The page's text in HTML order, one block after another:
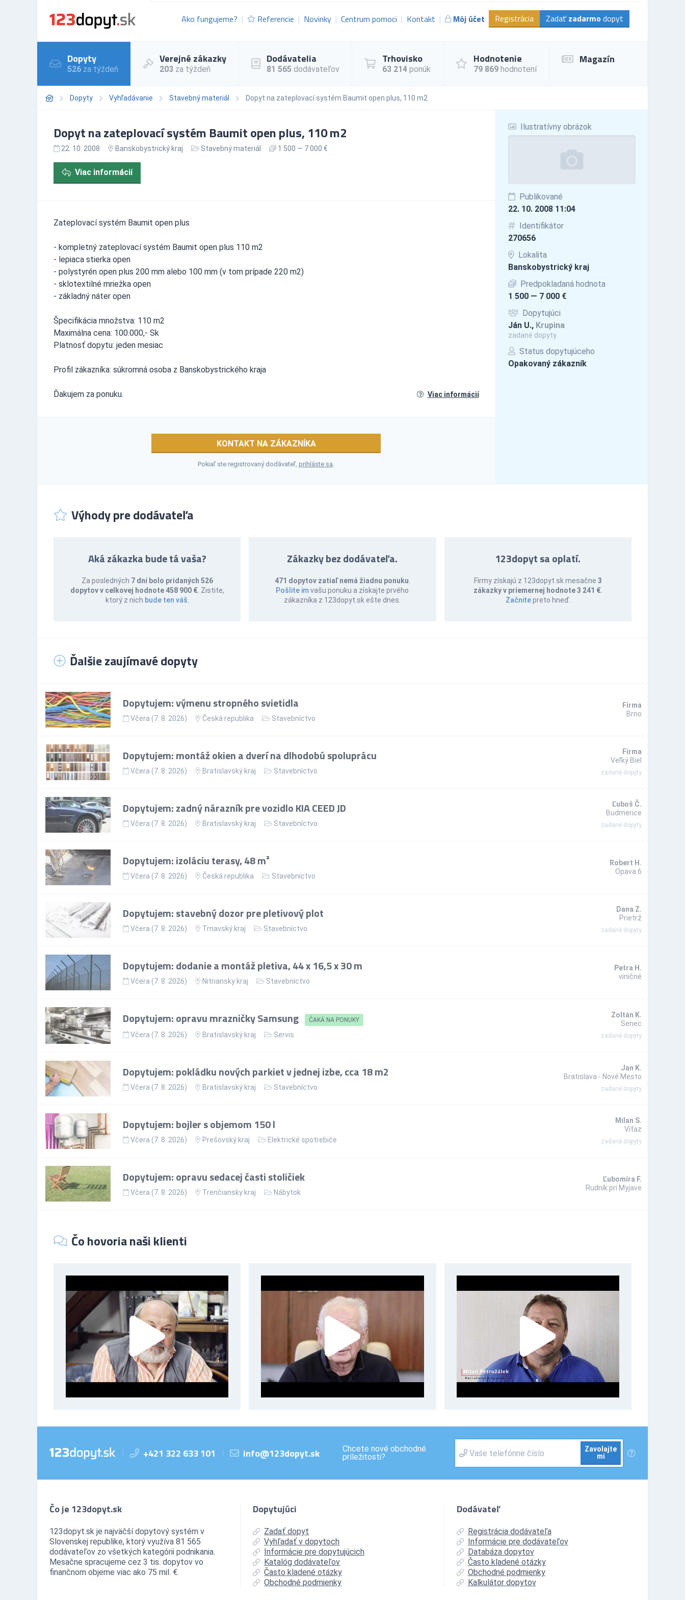
Ako fungujeme? Referencie Novinky Centrum pomoci Kontakt Môj účet Registrácia Zadať zadarmo dopyt
Dopyty
526 za týždeň
Verejné zákazky
203 za týždeň
Dodávatelia
81 565 dodávateľov
Trhovisko
63 214 ponúk
Hodnotenie
79 869 hodnotení
Magazín
Dopyty Vyhľadávanie Stavebný materiál Dopyt na zateplovací systém Baumit open plus, 110 m2
Ilustratívny obrázok
Publikované
22. 10. 2008 11:04
Identifikátor
270656
Lokalita
Banskobystrický kraj
Predpokladaná hodnota
1 500 — 7 000 €
Dopytujúci
Ján U., Krupina
zadané dopyty
Status dopytujúceho
Opakovaný zákazník
Dopyt na zateplovací systém Baumit open plus, 110 m2
22. 10. 2008 Banskobystrický kraj Stavebný materiál 1 500 — 7 000 €
Viac informácií
Zateplovací systém Baumit open plus
- kompletný zateplovací systém Baumit open plus 110 m2
- lepiaca stierka open
- polystyrén open plus 200 mm alebo 100 mm (v tom prípade 220 m2)
- sklotextilné mriežka open
- základný náter open
Špecifikácia množstva: 110 m2
Maximálna cena: 100.000,- Sk
Platnosť dopytu: jeden mesiac
Profil zákazníka: súkromná osoba z Banskobystrického kraja
Ďakujem za ponuku. Viac informácií
KONTAKT NA ZÁKAZNÍKA
Pokiaľ ste registrovaný dodávateľ,prihláste sa
Výhody pre dodávateľa
Aká zákazka bude tá vaša?
Za posledných 7 dní bolo pridaných 526
dopytov v celkovej hodnote 458 900 €. Zistite,
ktorý z nich bude ten váš
Zákazky bez dodávateľa.
471 dopytov zatiaľ nemá žiadnu ponuku
Pošlite imvašu ponuku a získajte prvého
zákazníka z 123dopyt.sk ešte dnes.
123dopyt sa oplatí.
Firmy získajú z 123dopyt.sk mesačne 3
zákazky v priemernej hodnote 3 241 €.
Začnitepreto hneď.
Ďalšie zaujímavé dopyty
Dopytujem: výmenu stropného svietidla
Včera (7. 8. 2026) Česká republika Stavebníctvo
Firma
Brno
Dopytujem: montáž okien a dverí na dlhodobú spoluprácu
Včera (7. 8. 2026) Bratislavský kraj Stavebníctvo
Firma
Veľký Biel
zadané dopyty
Dopytujem: zadný nárazník pre vozidlo KIA CEED JD
Včera (7. 8. 2026) Bratislavský kraj Stavebníctvo
Ľuboš Č.
Budmerice
zadané dopyty
Dopytujem: izoláciu terasy, 48 m²
Včera (7. 8. 2026) Česká republika Stavebníctvo
Robert H.
Opava 6
Dopytujem: stavebný dozor pre pletivový plot
Včera (7. 8. 2026) Trnavský kraj Stavebníctvo
Dana Z.
Prietrž
zadané dopyty
Dopytujem: dodanie a montáž pletiva, 44 x 16,5 x 30 m
Včera (7. 8. 2026) Nitriansky kraj Stavebníctvo
Petra H.
viničné
Dopytujem: opravu mrazničky Samsung ČAKÁ NA PONUKY
Včera (7. 8. 2026) Bratislavský kraj Servis
Zoltán K.
Senec
zadané dopyty
Dopytujem: pokládku nových parkiet v jednej izbe, cca 18 m2
Včera (7. 8. 2026) Bratislavský kraj Stavebníctvo
Jan K.
Bratislava - Nové Mesto
zadané dopyty
Dopytujem: bojler s objemom 150 l
Včera (7. 8. 2026) Prešovský kraj Elektrické spotrebiče
Milan S.
Víťaz
zadané dopyty
Dopytujem: opravu sedacej časti stoličiek
Včera (7. 8. 2026) Trenčiansky kraj Nábytok
Ľubomíra F.
Rudník pri Myjave
Čo hovoria naši klienti
+421 322 633 101 info@123dopyt.sk
Chcete nové obchodné
príležitosti?
Zavolajte
mi
Čo je 123dopyt.sk
123dopyt.sk je najväčší dopytový systém v
Slovenskej republike, ktorý využíva 81 565
dodávateľov zo všetkých kategórii podnikania.
Mesačne spracujeme cez 3 tis. dopytov vo
finančnom objeme viac ako 75 mil. €.
Dopytujúci
Zadať dopyt
Vyhľadať v dopytoch
Informácie pre dopytujúcich
Katalóg dodávateľov
Často kladené otázky
Obchodné podmienky
Dodávateľ
Registrácia dodávateľa
Informácie pre dodávateľov
Databáza dopytov
Často kladené otázky
Obchodné podmienky
Kalkulátor dopytov